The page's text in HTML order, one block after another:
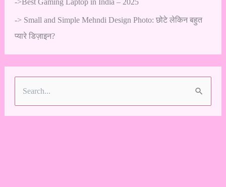
->Best Gaming Laptop in India – 2025
-> Small and Simple Mehndi Design Photo: छोटे लेकिन बहुत
प्यारे डिज़ाइन?